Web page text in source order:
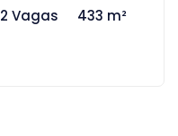
2 Vagas 433 m²